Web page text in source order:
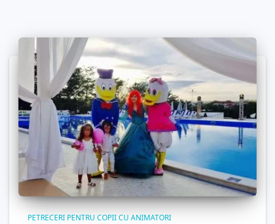
PETRECERI PENTRU COPII CU ANIMATORI